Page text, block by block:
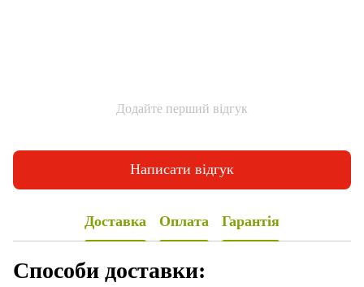
Додайте перший відгук
Написати відгук
Доставка Оплата Гарантія
Способи доставки: